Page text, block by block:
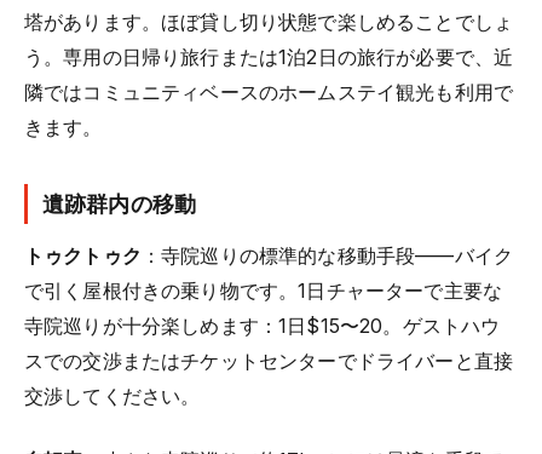
塔があります。ほぼ貸し切り状態で楽しめることでしょ
う。専用の日帰り旅行または1泊2日の旅行が必要で、近
隣ではコミュニティベースのホームステイ観光も利用で
きます。
遺跡群内の移動
トゥクトゥク ：寺院巡りの標準的な移動手段——バイク
で引く屋根付きの乗り物です。1日チャーターで主要な
寺院巡りが十分楽しめます：1日$15〜20。ゲストハウ
スでの交渉またはチケットセンターでドライバーと直接
交渉してください。